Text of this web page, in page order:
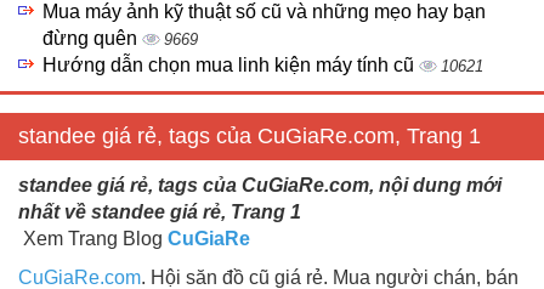
Mua máy ảnh kỹ thuật số cũ và những mẹo hay bạn
đừng quên
9669
Hướng dẫn chọn mua linh kiện máy tính cũ 10621
standee giá rẻ, tags của CuGiaRe.com, Trang 1
standee giá rẻ, tags của CuGiaRe.com, nội dung mới
nhất về standee giá rẻ, Trang 1
Xem Trang Blog CuGiaRe
CuGiaRe.com. Hội săn đồ cũ giá rẻ. Mua người chán, bán